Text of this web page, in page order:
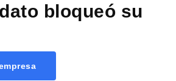
bloqueó su